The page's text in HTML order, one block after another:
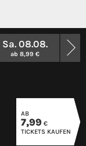
Sa. 08.08.
ab 8,99 €
AB
7,99 €
TICKETS KAUFEN